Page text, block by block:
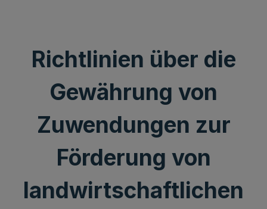
Richtlinien über die
Gewährung von
Zuwendungen zur
Förderung von
landwirtschaftlichen